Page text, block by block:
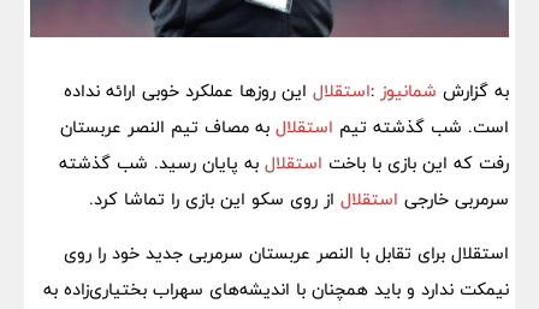
به گزارش شمانیوز :استقلال این روزها عملکرد خوبی ارائه نداده
است. شب گذشته تیم استقلال به مصاف تیم النصر عربستان
رفت که این بازی با باخت استقلال به پایان رسید. شب گذشته
سرمربی خارجی استقلال از روی سکو این بازی را تماشا کرد.
استقلال برای تقابل با النصر عربستان سرمربی جدید خود را روی
نیمکت ندارد و باید همچنان با اندیشه‌های سهراب بختیاری‌زاده به